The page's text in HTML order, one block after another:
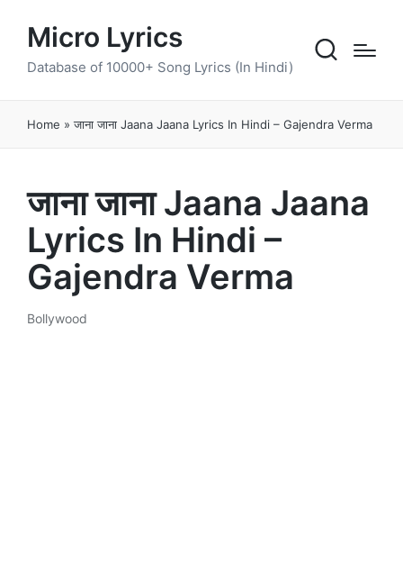
Micro Lyrics
Database of 10000+ Song Lyrics (In Hindi)
Home »जाना जाना Jaana Jaana Lyrics In Hindi – Gajendra Verma
जाना जाना Jaana Jaana
Lyrics In Hindi –
Gajendra Verma
Posted
Bollywood